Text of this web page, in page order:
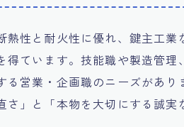
熱性と耐火性に優れ、鍵主工
得ています。技能職や製造管
る営業・企画職のニーズがあ
さ」と「本物を大切にする誠実